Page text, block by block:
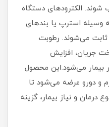
شوند. الکترودهای دستگاه
وسیله استرپ یا بندهای
می‌شوند. رطوبت
جریان، افزایش
بیمار می‌شود.این محصول
و دو‌رو عرضه می‌شود تا
درمان و نیاز بیمار، گزینه